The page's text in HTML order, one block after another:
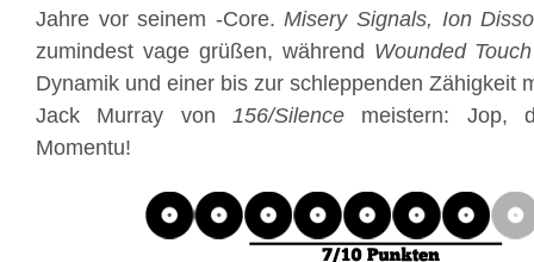
Jahre vor seinem -Core.Misery Signals, Ion
zumindest vage grüßen, während Wounded Touch
Dynamik und einer bis zur schleppenden Zähigkeit
Jack Murray von 156/Silence meistern: Jop,
Momentu!